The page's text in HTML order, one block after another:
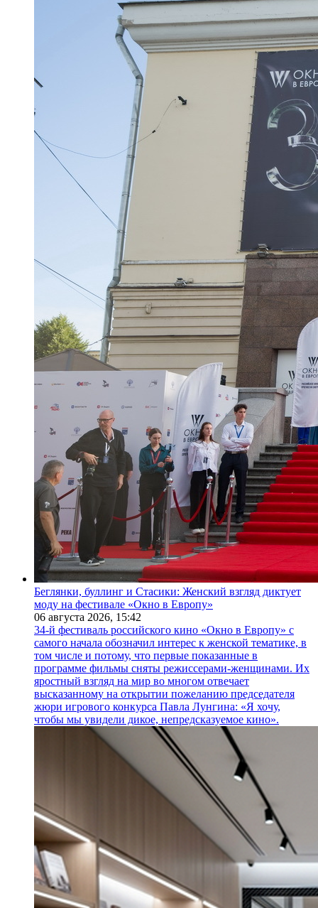
Беглянки, буллинг и Стасики: Женский взгляд диктует
моду на фестивале «Окно в Европу»
06 августа 2026, 15:42
34-й фестиваль российского кино «Окно в Европу» с
самого начала обозначил интерес к женской тематике, в
том числе и потому, что первые показанные в
программе фильмы сняты режиссерами-женщинами. Их
яростный взгляд на мир во многом отвечает
высказанному на открытии пожеланию председателя
жюри игрового конкурса Павла Лунгина: «Я хочу,
чтобы мы увидели дикое, непредсказуемое кино».